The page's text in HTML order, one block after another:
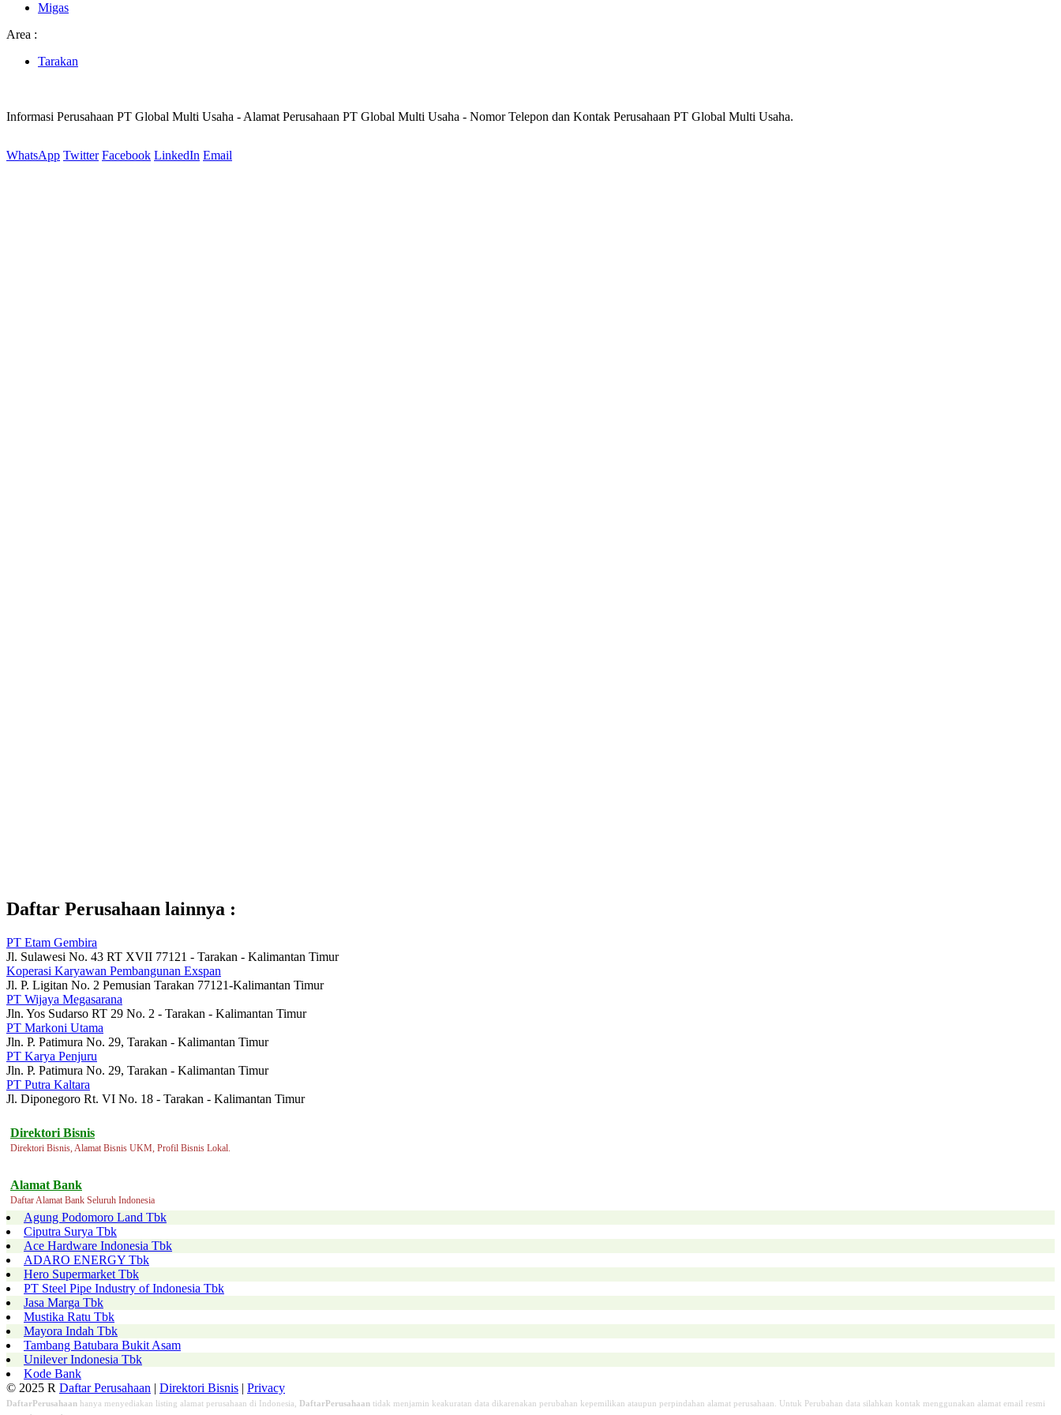
Migas
Area :
Tarakan
Informasi Perusahaan PT Global Multi Usaha - Alamat Perusahaan PT Global Multi Usaha - Nomor Telepon dan Kontak Perusahaan PT Global Multi Usaha.
WhatsApp Twitter Facebook LinkedIn Email
Daftar Perusahaan lainnya :
PT Etam Gembira
Jl. Sulawesi No. 43 RT XVII 77121 - Tarakan - Kalimantan Timur
Koperasi Karyawan Pembangunan Exspan
Jl. P. Ligitan No. 2 Pemusian Tarakan 77121-Kalimantan Timur
PT Wijaya Megasarana
Jln. Yos Sudarso RT 29 No. 2 - Tarakan - Kalimantan Timur
PT Markoni Utama
Jln. P. Patimura No. 29, Tarakan - Kalimantan Timur
PT Karya Penjuru
Jln. P. Patimura No. 29, Tarakan - Kalimantan Timur
PT Putra Kaltara
Jl. Diponegoro Rt. VI No. 18 - Tarakan - Kalimantan Timur
Direktori Bisnis
Direktori Bisnis, Alamat Bisnis UKM, Profil Bisnis Lokal.
Alamat Bank
Daftar Alamat Bank Seluruh Indonesia
Agung Podomoro Land Tbk
Ciputra Surya Tbk
Ace Hardware Indonesia Tbk
ADARO ENERGY Tbk
Hero Supermarket Tbk
PT Steel Pipe Industry of Indonesia Tbk
Jasa Marga Tbk
Mustika Ratu Tbk
Mayora Indah Tbk
Tambang Batubara Bukit Asam
Unilever Indonesia Tbk
Kode Bank
© 2025 R Daftar Perusahaan | Direktori Bisnis | Privacy
DaftarPerusahaan hanya menyediakan listing alamat perusahaan di Indonesia, DaftarPerusahaan tidak menjamin keakuratan data dikarenakan perubahan kepemilikan ataupun perpindahan alamat perusahaan. Untuk Perubahan data silahkan kontak menggunakan alamat email resmi